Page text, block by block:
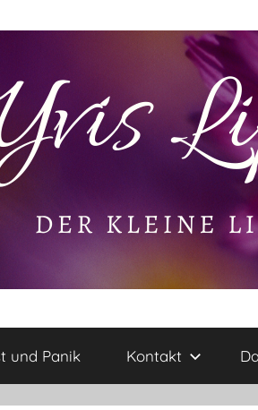
und Panik Kontakt